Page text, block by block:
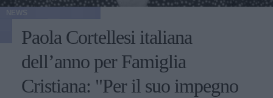
Paola Cortellesi italiana
dell’anno per Famiglia
Cristiana: "Per il suo impegno